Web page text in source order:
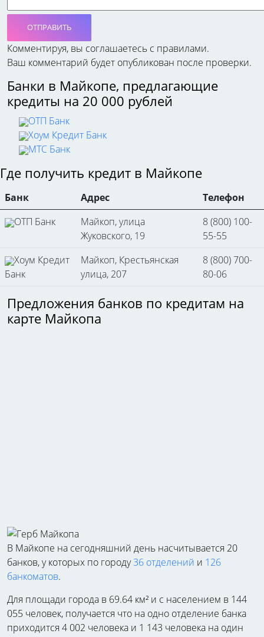
ОТПРАВИТЬ
Комментируя, вы соглашаетесь c правилами.
Ваш комментарий будет опубликован после проверки.
Банки в Майкопе, предлагающие
кредиты на 20 000 рублей
ОТП Банк
Хоум Кредит Банк
МТС Банк
Где получить кредит в Майкопе
Банк Адрес
Телефон
ОТП Банк
Майкоп, улица
Жуковского, 19
8 (800) 100-
55-55
Хоум Кредит
Банк
Майкоп, Крестьянская
улица, 207
8 (800) 700-
80-06
Предложения банков по кредитам на
карте Майкопа
В Майкопе на сегодняшний день насчитывается 20
банков, у которых по городу36 отделений и 126
банкоматов.
Для площади города в 69.64 км² и с населением в 144
055 человек, получается что на одно отделение банка
приходится 4 002 человека и 1 143 человека на один